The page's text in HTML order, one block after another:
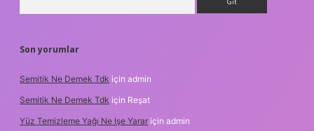
Son yorumlar
Semitik Ne Demek Tdk için admin
Semitik Ne Demek Tdk için Reşat
Yüz Temizleme Yağı Ne Işe Yarar için admin